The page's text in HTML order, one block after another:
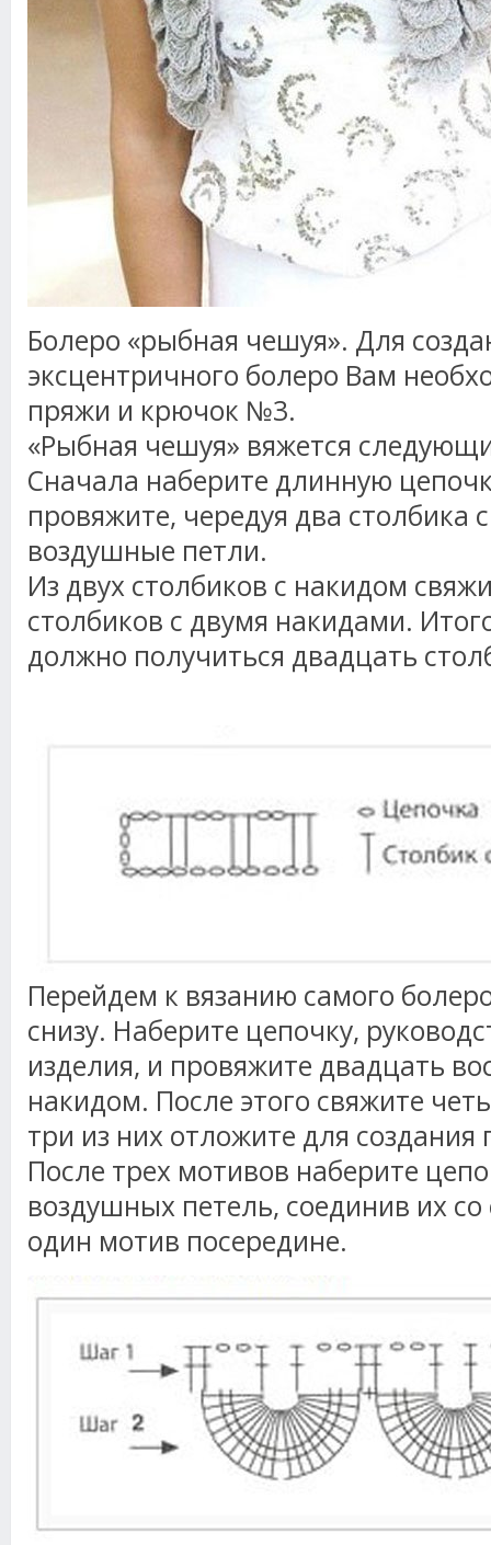
Болеро «рыбная чешуя». Для
эксцентричного болеро Вам
пряжи и крючок №3.
«Рыбная чешуя» вяжется
Сначала наберите длинную
провяжите, чередуя два столбика
воздушные петли.
Из двух столбиков с накидом
столбиков с двумя накидами.
должно получиться двадцать
Перейдем к вязанию самого
снизу. Наберите цепочку,
изделия, и провяжите двадцать
накидом. После этого свяжите
три из них отложите для
После трех мотивов наберите
воздушных петель, соединив их
один мотив посередине.